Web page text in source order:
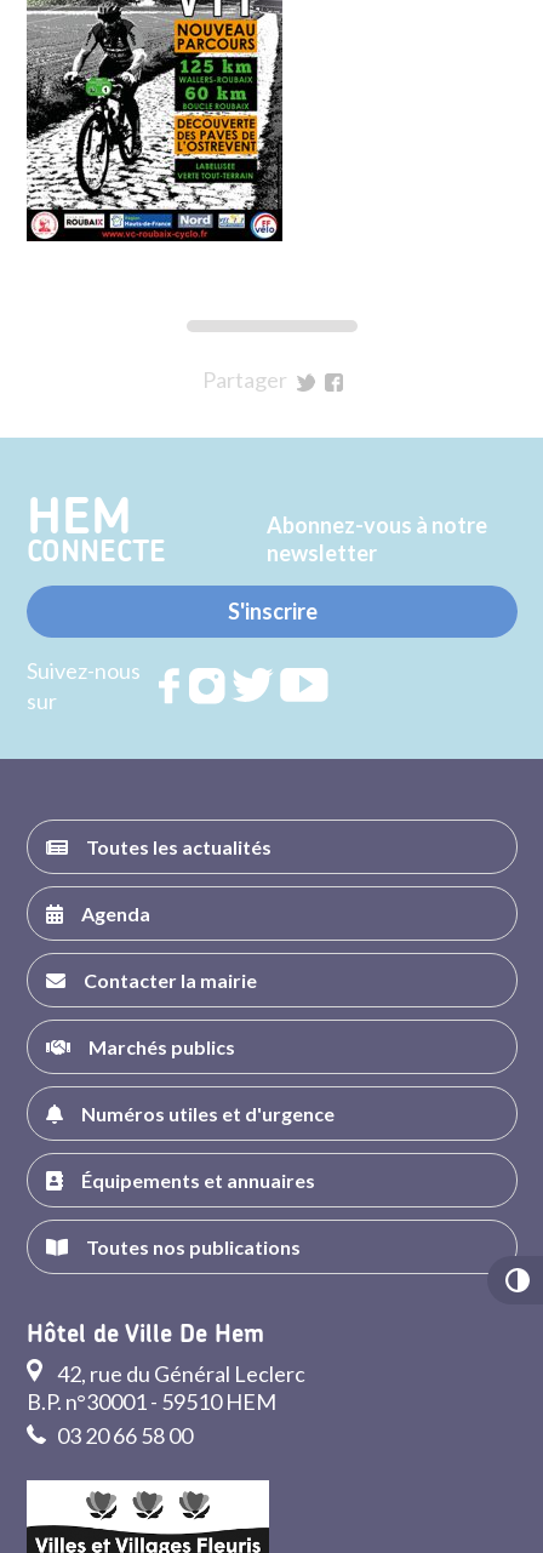
Partager
Twitter
Facebook
HEM
CONNECTE
Abonnez-vous à notre
newsletter
S'inscrire
Suivez-nous
sur
RejoignezRejoignezRejoignez
Toutes les actualités
Agenda
Contacter la mairie
Marchés publics
Numéros utiles et d'urgence
Équipements et annuaires
Toutes nos publications
Hôtel de Ville De Hem
42, rue du Général Leclerc
B.P. n°30001 - 59510 HEM
03 20 66 58 00